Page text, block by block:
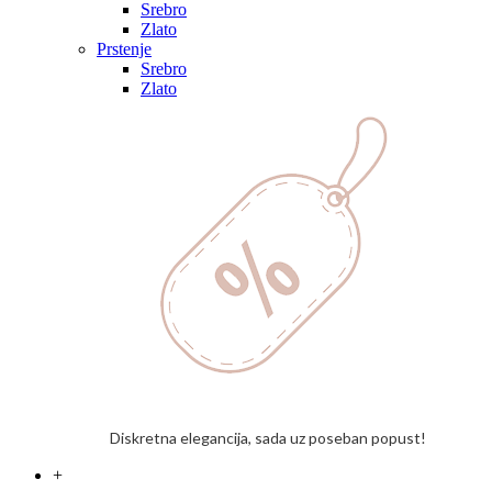
Srebro
Zlato
Prstenje
Srebro
Zlato
Diskretna elegancija, sada uz poseban popust!
+